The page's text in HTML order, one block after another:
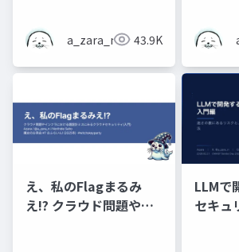
a_zara_n 43.9K
え、私のFlagまるみ
え!? クラウド問題やイ
LLMで
セキュ